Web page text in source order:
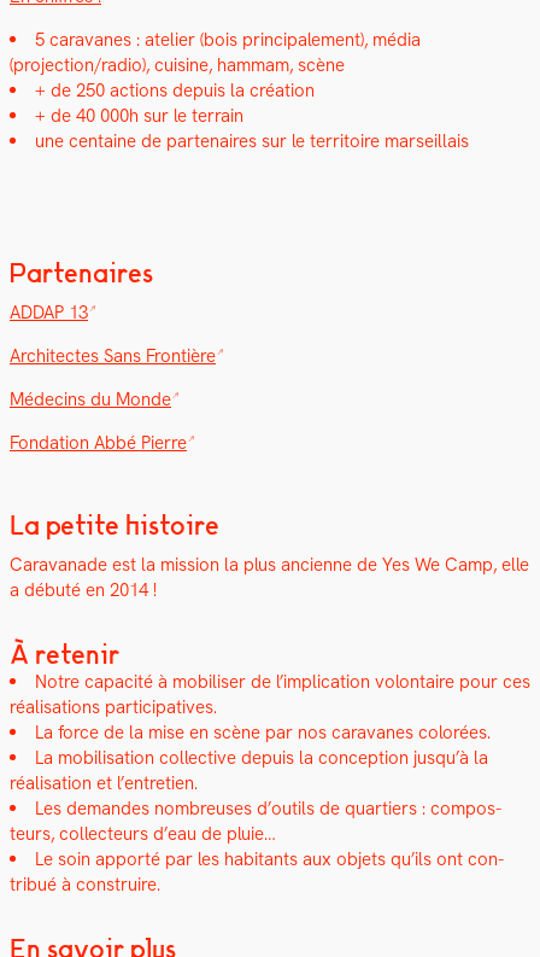
5 car­a­vanes : ate­lier (bois prin­ci­pale­ment), média
(projection/radio), cui­sine, ham­mam, scène
+ de 250 actions depuis la créa­tion
+ de 40 000h sur le ter­rain
une cen­taine de parte­naires sur le ter­ri­toire mar­seil­lais
Partenaires
ADDAP 13
Archi­tectes Sans Fron­tière
Médecins du Monde
Fon­da­tion Abbé Pierre
La petite histoire
Car­a­vanade est la mis­sion la plus anci­enne de Yes We Camp, elle
a débuté en 2014 !
À retenir
Notre capac­ité à mobilis­er de l’implication volon­taire pour ces
réal­i­sa­tions par­tic­i­pa­tives.
La force de la mise en scène par nos car­a­vanes col­orées.
La mobil­i­sa­tion col­lec­tive depuis la con­cep­tion jusqu’à la
réal­i­sa­tion et l’entretien.
Les deman­des nom­breuses d’outils de quartiers : com­pos­
teurs, col­lecteurs d’eau de pluie…
Le soin apporté par les habi­tants aux objets qu’ils ont con­
tribué à con­stru­ire.
En savoir plus